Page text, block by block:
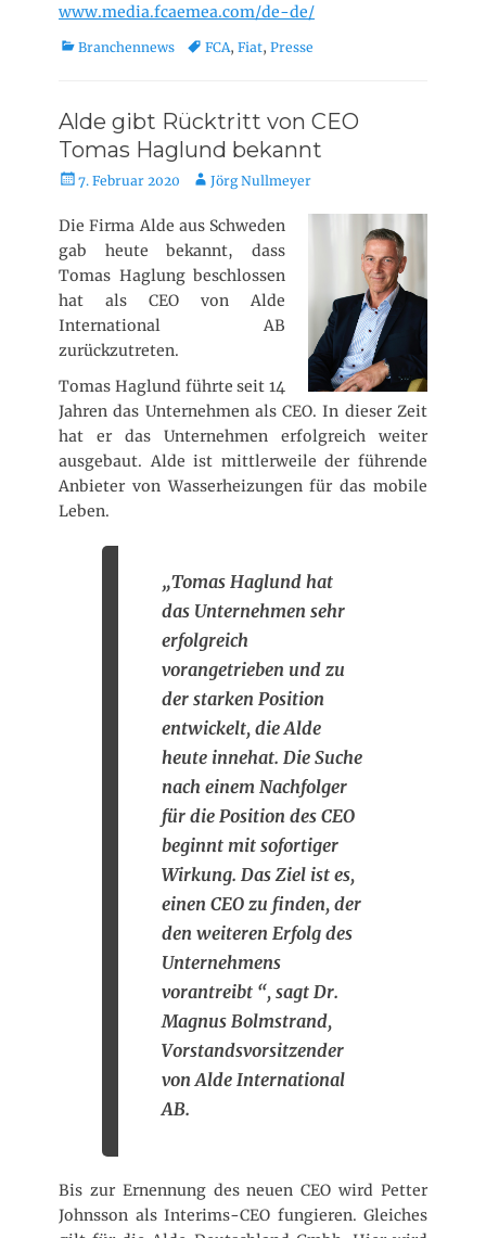
www.media.fcaemea.com/de-de/
K
e
g
o
r
e
Branchennews
T
s
FCA, Fiat, Presse
Alde gibt Rücktritt von CEO
Tomas Haglund bekannt
V
r
ö
f
e
n
t
i
c
h
t
a
m
7. Februar 2020
A
t
o
r
Jörg Nullmeyer
Die Firma Alde aus Schweden
gab heute bekannt, dass
Tomas Haglung beschlossen
hat als CEO von Alde
International AB
zurückzutreten.
Tomas Haglund führte seit 14
Jahren das Unternehmen als CEO. In dieser Zeit
hat er das Unternehmen erfolgreich weiter
ausgebaut. Alde ist mittlerweile der führende
Anbieter von Wasserheizungen für das mobile
Leben.
„Tomas Haglund hat
das Unternehmen sehr
erfolgreich
vorangetrieben und zu
der starken Position
entwickelt, die Alde
heute innehat. Die Suche
nach einem Nachfolger
für die Position des CEO
beginnt mit sofortiger
Wirkung. Das Ziel ist es,
einen CEO zu finden, der
den weiteren Erfolg des
Unternehmens
vorantreibt “, sagt Dr.
Magnus Bolmstrand,
Vorstandsvorsitzender
von Alde International
AB.
Bis zur Ernennung des neuen CEO wird Petter
Johnsson als Interims-CEO fungieren. Gleiches